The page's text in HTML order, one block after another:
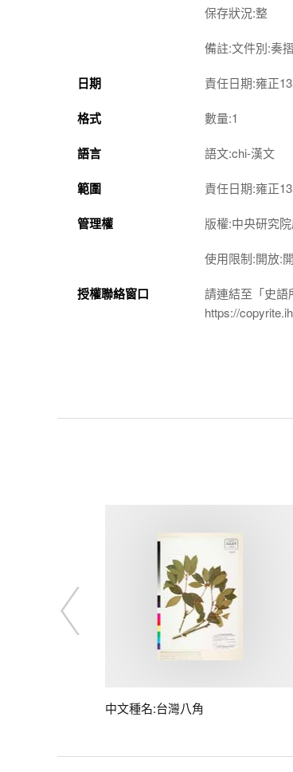
保存狀況:整
備註:文件別:奏
日期 責任日期:雍正
格式 數量:1
語言 語文:chi-漢文
範圍 責任日期:雍正
管理權 版權:中央研究
使用限制:開放:
授權聯絡窗口
請連結至「史語
https://
中文種名:台灣八角